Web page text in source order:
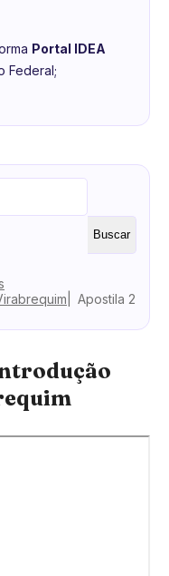
Portal IDEA
Federal;
Buscar
Apostila 2